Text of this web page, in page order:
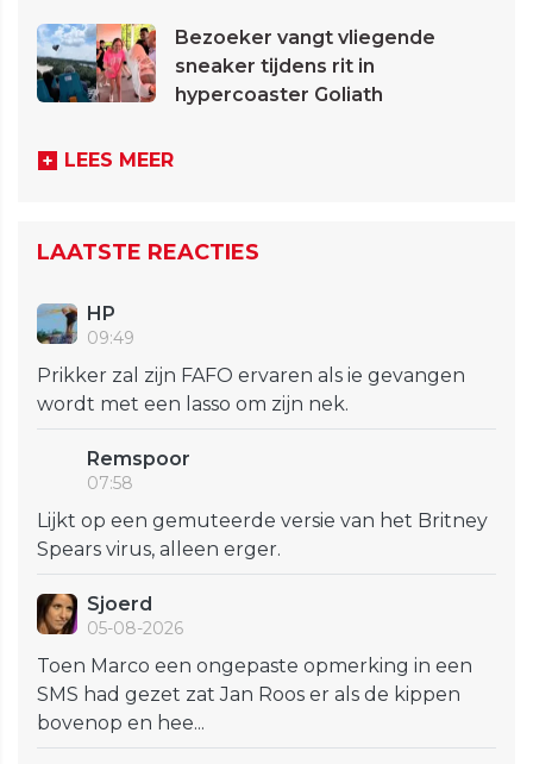
Bezoeker vangt vliegende
sneaker tijdens rit in
hypercoaster Goliath
LEES MEER
LAATSTE REACTIES
HP
09:49
Prikker zal zijn FAFO ervaren als ie gevangen
wordt met een lasso om zijn nek.
Remspoor
07:58
Lijkt op een gemuteerde versie van het Britney
Spears virus, alleen erger.
Sjoerd
05-08-2026
Toen Marco een ongepaste opmerking in een
SMS had gezet zat Jan Roos er als de kippen
bovenop en hee...